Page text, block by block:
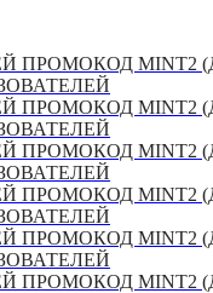
ПРОМОКОД
ПРОМОКОД
ПРОМОКОД
ПРОМОКОД
ПРОМОКОД
ПРОМОКОД